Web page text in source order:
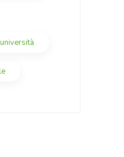
università